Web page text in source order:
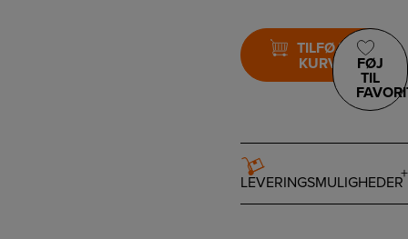
TILFØJ TIL
KURV
FØJ
TIL
LEVERINGSMULIGHEDER